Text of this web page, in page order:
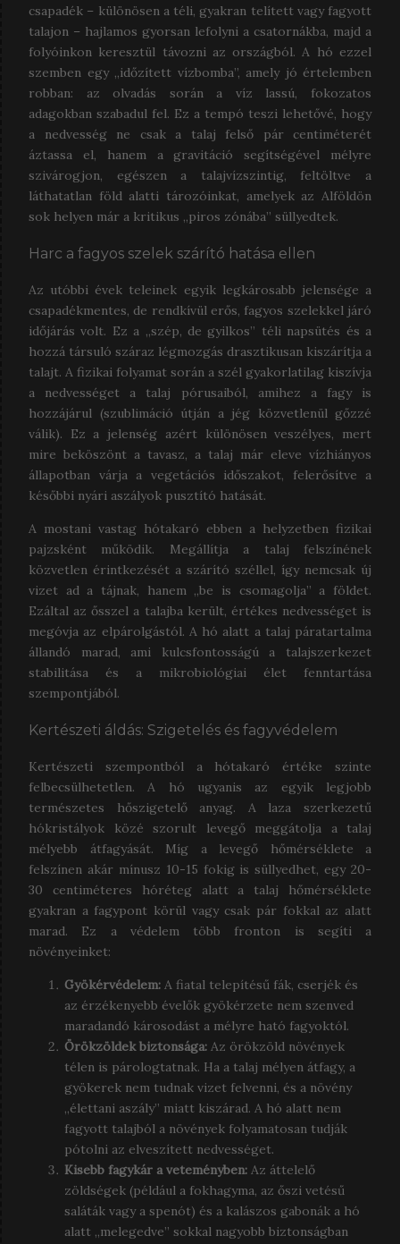
csapadék – különösen a téli, gyakran telített vagy fagyott
talajon – hajlamos gyorsan lefolyni a csatornákba, majd a
folyóinkon keresztül távozni az országból. A hó ezzel
szemben egy „időzített vízbomba”, amely jó értelemben
robban: az olvadás során a víz lassú, fokozatos
adagokban szabadul fel. Ez a tempó teszi lehetővé, hogy
a nedvesség ne csak a talaj felső pár centiméterét
áztassa el, hanem a gravitáció segítségével mélyre
szivárogjon, egészen a talajvízszintig, feltöltve a
láthatatlan föld alatti tározóinkat, amelyek az Alföldön
sok helyen már a kritikus „piros zónába” süllyedtek.
Harc a fagyos szelek szárító hatása ellen
Az utóbbi évek teleinek egyik legkárosabb jelensége a
csapadékmentes, de rendkívül erős, fagyos szelekkel járó
időjárás volt. Ez a „szép, de gyilkos” téli napsütés és a
hozzá társuló száraz légmozgás drasztikusan kiszárítja a
talajt. A fizikai folyamat során a szél gyakorlatilag kiszívja
a nedvességet a talaj pórusaiból, amihez a fagy is
hozzájárul (szublimáció útján a jég közvetlenül gőzzé
válik). Ez a jelenség azért különösen veszélyes, mert
mire beköszönt a tavasz, a talaj már eleve vízhiányos
állapotban várja a vegetációs időszakot, felerősítve a
későbbi nyári aszályok pusztító hatását.
A mostani vastag hótakaró ebben a helyzetben fizikai
pajzsként működik. Megállítja a talaj felszínének
közvetlen érintkezését a szárító széllel, így nemcsak új
vizet ad a tájnak, hanem „be is csomagolja” a földet.
Ezáltal az ősszel a talajba került, értékes nedvességet is
megóvja az elpárolgástól. A hó alatt a talaj páratartalma
állandó marad, ami kulcsfontosságú a talajszerkezet
stabilitása és a mikrobiológiai élet fenntartása
szempontjából.
Kertészeti áldás: Szigetelés és fagyvédelem
Kertészeti szempontból a hótakaró értéke szinte
felbecsülhetetlen. A hó ugyanis az egyik legjobb
természetes hőszigetelő anyag. A laza szerkezetű
hókristályok közé szorult levegő meggátolja a talaj
mélyebb átfagyását. Míg a levegő hőmérséklete a
felszínen akár mínusz 10-15 fokig is süllyedhet, egy 20-
30 centiméteres hóréteg alatt a talaj hőmérséklete
gyakran a fagypont körül vagy csak pár fokkal az alatt
marad. Ez a védelem több fronton is segíti a
növényeinket:
Gyökérvédelem: A fiatal telepítésű fák, cserjék és
az érzékenyebb évelők gyökérzete nem szenved
maradandó károsodást a mélyre ható fagyoktól.
Örökzöldek biztonsága: Az örökzöld növények
télen is párologtatnak. Ha a talaj mélyen átfagy, a
gyökerek nem tudnak vizet felvenni, és a növény
„élettani aszály” miatt kiszárad. A hó alatt nem
fagyott talajból a növények folyamatosan tudják
pótolni az elveszített nedvességet.
Kisebb fagykár a veteményben: Az áttelelő
zöldségek (például a fokhagyma, az őszi vetésű
saláták vagy a spenót) és a kalászos gabonák a hó
alatt „melegedve” sokkal nagyobb biztonságban